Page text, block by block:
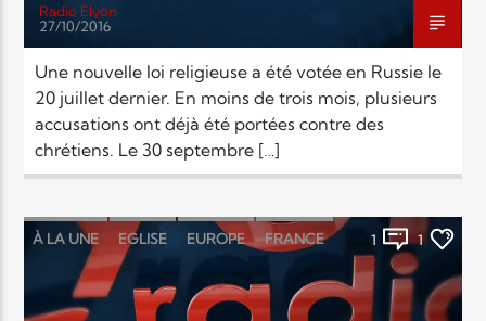
Radio Elyon
27/10/2016
Une nouvelle loi religieuse a été votée en Russie le
20 juillet dernier. En moins de trois mois, plusieurs
accusations ont déjà été portées contre des
chrétiens. Le 30 septembre […]
À LA UNE EGLISE EUROPE FRANCE
RELIGIONS
1 1